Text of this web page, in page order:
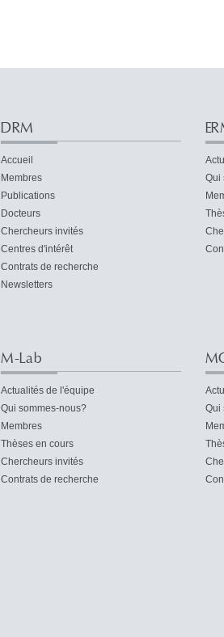
DRM
Accueil
Membres
Publications
Docteurs
Chercheurs invités
Centres d'intérêt
Contrats de recherche
Newsletters
Qui
M-Lab
Actualités de l'équipe
Qui sommes-nous?
Membres
Thèses en cours
Chercheurs invités
Contrats de recherche
Qui